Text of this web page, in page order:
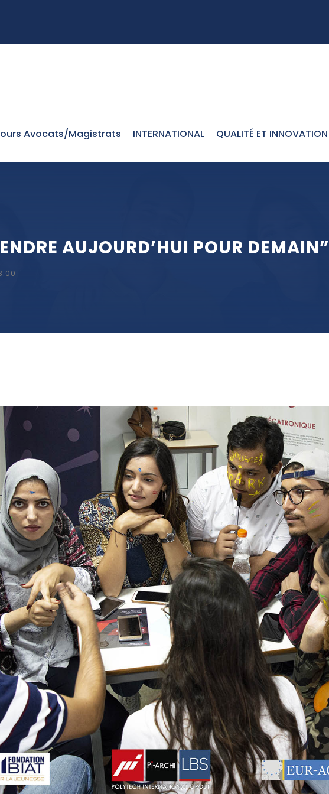
Avocats/Magistrats INTERNATIONAL QUALITÉ ET INNOVATION
AUJOURD’HUI POUR DEMAIN”